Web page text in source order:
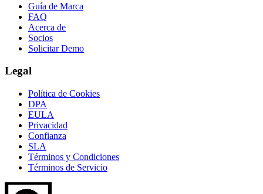
Guía de Marca
FAQ
Acerca de
Socios
Solicitar Demo
Legal
Política de Cookies
DPA
EULA
Privacidad
Confianza
SLA
Términos y Condiciones
Términos de Servicio